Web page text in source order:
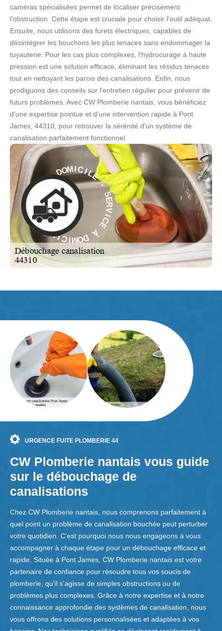
caméras spécialisées permet de localiser précisément
l'obstruction. Cette étape est cruciale pour choisir l'outil adéquat.
Ensuite, nous utilisons des furets électriques, capables de
désintégrer les bouchons les plus tenaces sans endommager la
tuyauterie. Pour les cas plus complexes, l'hydrocurage à haute
pression est une solution efficace, éliminant les résidus tenaces
tout en nettoyant les parois des canalisations. Enfin, nous
prodiguons des conseils sur l'entretien régulier pour prévenir de
futurs problèmes. Avec CW Plomberie nantais, vous bénéficiez
d'une expertise pointue et d'une intervention rapide à Pont
James, 44310, pour retrouver la sérénité d'un système de
canalisation parfaitement fonctionnel.
S
E
R
V
I
E
À
DO
MICILE -
S
E
R
V
I
C
E
À
D
O
M
I
C
I
L
E
-
URGENCE FUITE PLOMBERIE 44
CW Plomberie nantais vous guide
sur le débouchage de
canalisations
Chez CW Plomberie nantais, nous comprenons parfaitement à
quel point un problème de canalisation bouchée peut perturber
votre quotidien. C'est pourquoi nous nous engageons à vous
accompagner à chaque étape pour un débouchage efficace et
rapide. Située à Pont James, CW Plomberie nantais est votre
partenaire de confiance pour résoudre tous vos soucis de
plomberie, qu'il s'agisse de simples obstructions ou de
problèmes plus complexes. Grâce à notre expertise et à notre
connaissance approfondie des systèmes de canalisation, nous
vous offrons des solutions personnalisées et adaptées à vos